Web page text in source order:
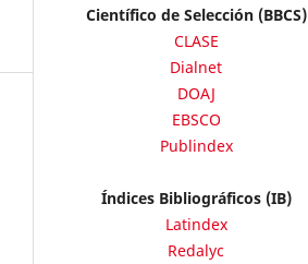
Científico de Selección (BBCS)
CLASE
Dialnet
DOAJ
EBSCO
Publindex
Índices Bibliográficos (IB)
Latindex
Redalyc